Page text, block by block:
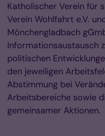
Katholischer Verein für
Verein Wohlfahrt e.V.
Mönchengladbach
Informationsaustausch
politischen
den jeweiligen
Abstimmung bei
Arbeitsbereiche sowie
gemeinsamer Aktionen.